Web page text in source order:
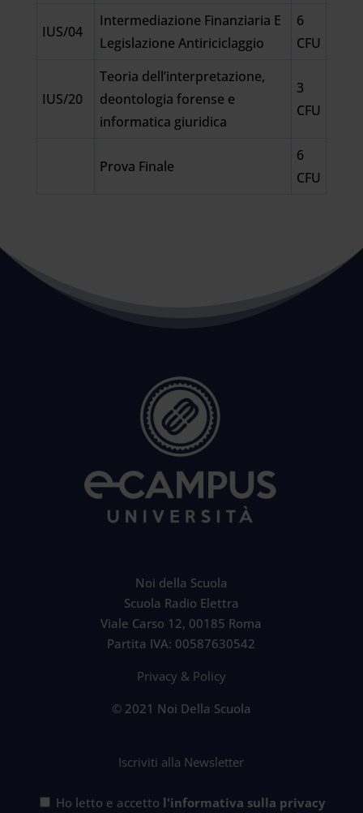
IUS/04
Intermediazione Finanziaria E
Legislazione Antiriciclaggio
6
CFU
IUS/20
Teoria dell’interpretazione,
deontologia forense e
informatica giuridica
3
CFU
Prova Finale
6
CFU
Noi della Scuola
Scuola Radio Elettra
Viale Carso 12, 00185 Roma
Partita IVA: 00587630542
Privacy & Policy
© 2021 Noi Della Scuola
Iscriviti alla Newsletter
Ho letto e accetto l'informativa sulla privacy